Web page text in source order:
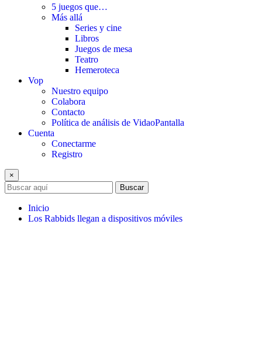
5 juegos que…
Más allá
Series y cine
Libros
Juegos de mesa
Teatro
Hemeroteca
Vop
Nuestro equipo
Colabora
Contacto
Política de análisis de VidaoPantalla
Cuenta
Conectarme
Registro
×
Buscar
Inicio
Los Rabbids llegan a dispositivos móviles